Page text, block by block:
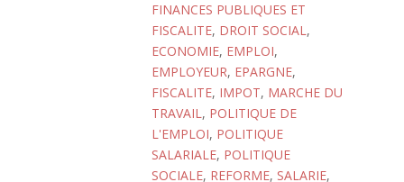
FINANCES PUBLIQUES ET
FISCALITE, DROIT SOCIAL,
ECONOMIE, EMPLOI,
EMPLOYEUR, EPARGNE,
FISCALITE, IMPOT, MARCHE DU
TRAVAIL, POLITIQUE DE
L'EMPLOI, POLITIQUE
SALARIALE, POLITIQUE
SOCIALE, REFORME, SALARIE,